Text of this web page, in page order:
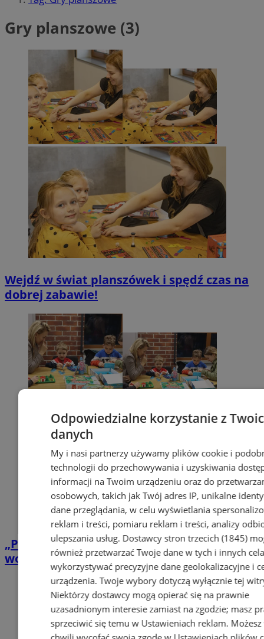
Gry planszowe (3)
Wejdź w świat planszówek i spędź czas na
dobrej zabawie!
„Pociąg do gier”: gry planszowe wracają na
wodzisławski Dworzec Kolejowy
Odpowiedzialne korzystanie z
danych
My i nasi partnerzy używamy plików cookie i
technologii do przechowywania i uzyskiwania
informacji na Twoim urządzeniu oraz do
osobowych, takich jak Twój adres IP, unikalne
dane przeglądania, w celu wyświetlania
reklam i treści, pomiaru reklam i treści, analizy
ulepszania usług. Dostawcy stron trzecich (1845)
również przetwarzać Twoje dane w tych i innych
wykorzystywać precyzyjne dane geolokalizacyjne i
urządzenia. Twoje wybory dotyczą wyłącznie tej
Niektórzy dostawcy mogą opierać się na prawnie
uzasadnionym interesie zamiast na zgodzie; masz
sprzeciwić się temu w Ustawieniach reklam.